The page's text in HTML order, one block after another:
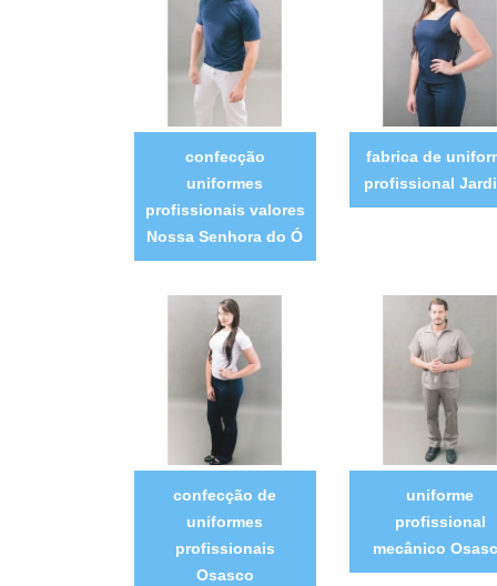
confecção
uniformes
profissionais valores
Nossa Senhora do Ó
fabrica de
profissional
confecção de
uniformes
profissionais
Osasco
uniforme
profissional
mecânico